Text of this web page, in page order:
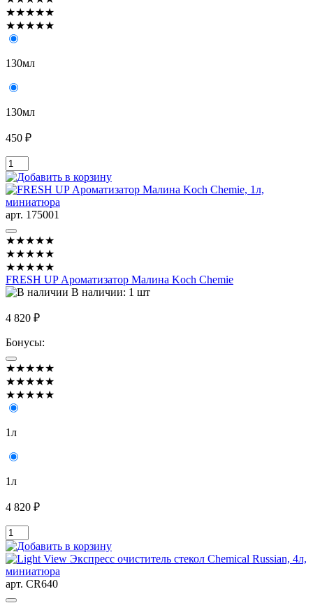
★★★★★
★★★★★
130мл
130мл
450 ₽
арт. 175001
★★★★★
★★★★★
★★★★★
FRESH UP Ароматизатор Малина Koch Chemie
В наличии: 1 шт
4 820 ₽
Бонусы:
★★★★★
★★★★★
★★★★★
1л
1л
4 820 ₽
арт. CR640